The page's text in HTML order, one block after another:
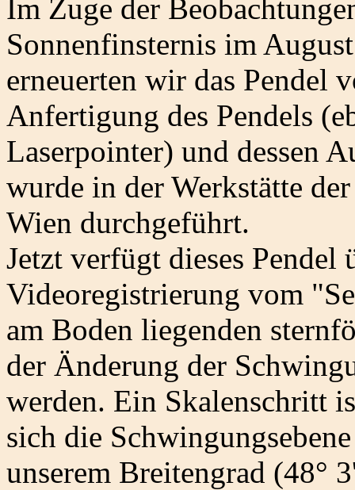
Im Zuge der
Sonnenfinsternis im
erneuerten wir das Pendel
Anfertigung des Pendels
Laserpointer) und dessen
wurde in der Werkstätte
Wien durchgeführt.
Jetzt verfügt dieses
Videoregistrierung vom
am Boden liegenden
der Änderung der
werden. Ein Skalenschritt
sich die
unserem Breitengrad (48°